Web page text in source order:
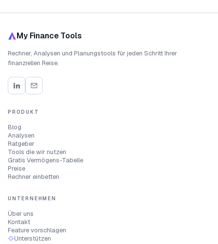
My Finance Tools
Rechner, Analysen und Planungstools für jeden Schritt Ihrer
finanziellen Reise.
PRODUKT
Blog
Analysen
Ratgeber
Tools die wir nutzen
Gratis Vermögens-Tabelle
Preise
Rechner einbetten
UNTERNEHMEN
Über uns
Kontakt
Feature vorschlagen
Unterstützen